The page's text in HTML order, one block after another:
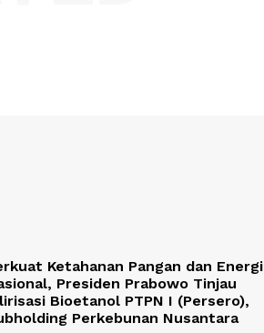
Ketahanan Pangan dan Energi
Presiden Prabowo Tinjau
Bioetanol PTPN I (Persero),
Perkebunan Nusantara